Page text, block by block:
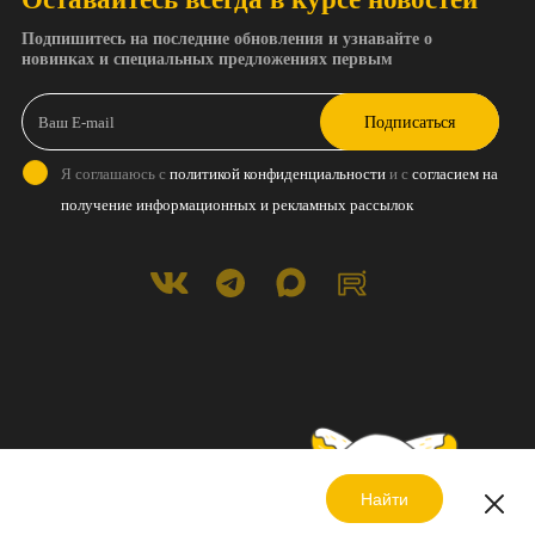
Подпишитесь на последние обновления и узнавайте о
новинках и специальных предложениях первым
Подписаться
Я соглашаюсь с политикой конфиденциальности и с согласием на
получение информационных и рекламных рассылок
Найти